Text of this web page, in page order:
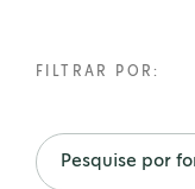
FILTRAR POR: